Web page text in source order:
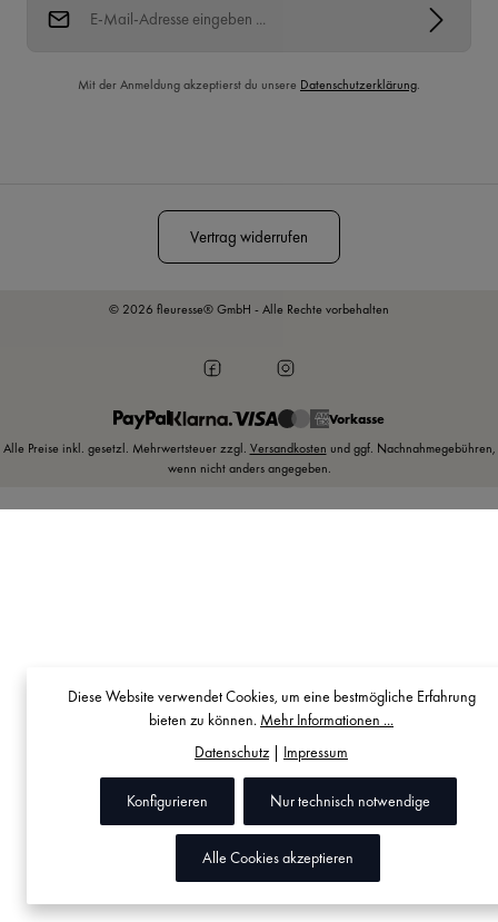
Mit der Anmeldung akzeptierst du unsere Datenschutzerklärung.
Vertrag widerrufen
© 2026 fleuresse® GmbH - Alle Rechte vorbehalten
Vorkasse
Alle Preise inkl. gesetzl. Mehrwertsteuer zzgl. Versandkosten und ggf. Nachnahmegebühren,
wenn nicht anders angegeben.
Diese Website verwendet Cookies, um eine bestmögliche Erfahrung
bieten zu können. Mehr Informationen ...
Datenschutz| Impressum
Nur technisch notwendige
Konfigurieren
Alle Cookies akzeptieren